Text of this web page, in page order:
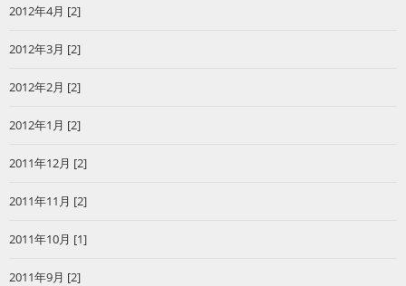
2012年4月 [2]
2012年3月 [2]
2012年2月 [2]
2012年1月 [2]
2011年12月 [2]
2011年11月 [2]
2011年10月 [1]
2011年9月 [2]